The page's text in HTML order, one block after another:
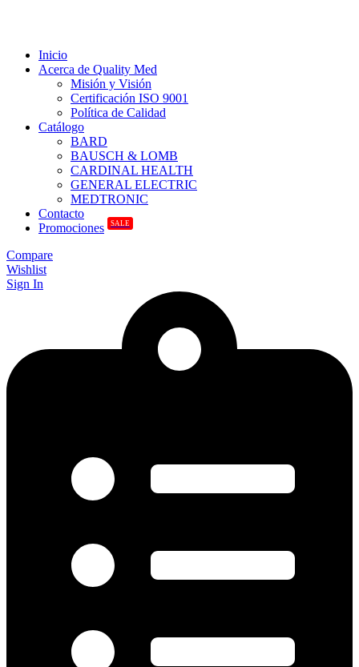
Inicio
Acerca de Quality Med
Misión y Visión
Certificación ISO 9001
Política de Calidad
Catálogo
BARD
BAUSCH & LOMB
CARDINAL HEALTH
GENERAL ELECTRIC
MEDTRONIC
Contacto
Promociones
SALE
Compare
Wishlist
Sign In